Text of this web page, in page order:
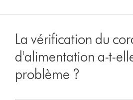
La vérification du
d'alimentation a-t-
problème ?